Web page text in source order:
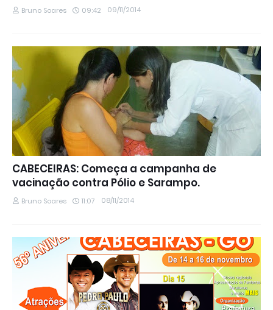
Bruno Soares 09:42 09/11/2014
CABECEIRAS: Começa a campanha de
vacinação contra Pólio e Sarampo.
Bruno Soares 11:07 08/11/2014